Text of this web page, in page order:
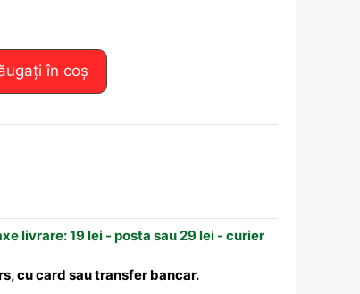
în coș
livrare: 19 lei - posta sau 29 lei - curier
cu card sau transfer bancar.